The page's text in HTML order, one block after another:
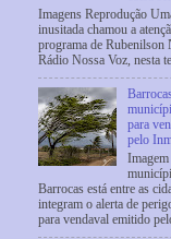
Imagens Reprodução
inusitada chamou a
programa de Rubenilson
Rádio Nossa Voz, nesta
para
pelo
Barrocas está entre as
integram o alerta de
para vendaval emitido